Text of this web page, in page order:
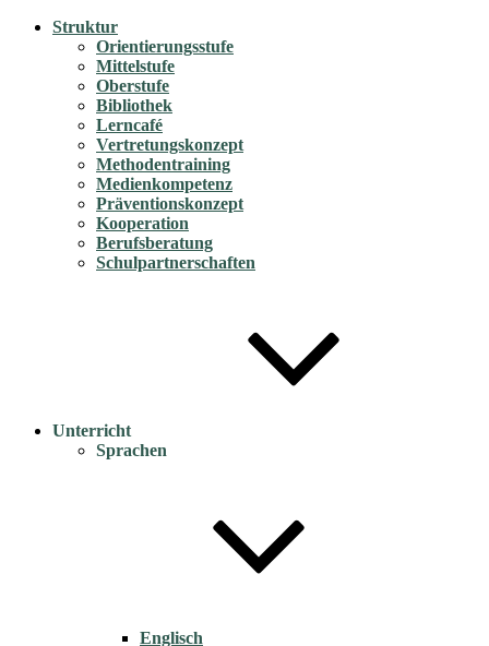
Struktur
Orientierungsstufe
Mittelstufe
Oberstufe
Bibliothek
Lerncafé
Vertretungskonzept
Methodentraining
Medienkompetenz
Präventionskonzept
Kooperation
Berufsberatung
Schulpartnerschaften
Unterricht
Sprachen
Englisch